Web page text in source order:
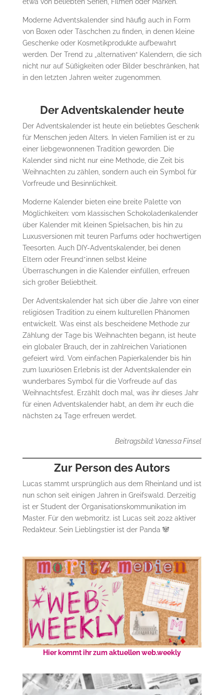
etwa von beliebten Serien, Filmen oder Marken.
Moderne Adventskalender sind häufig auch in Form
von Boxen oder Täschchen zu finden, in denen kleine
Geschenke oder Kosmetikprodukte aufbewahrt
werden. Der Trend zu „alternativen“ Kalendern, die sich
nicht nur auf Süßigkeiten oder Bilder beschränken, hat
in den letzten Jahren weiter zugenommen.
Der Adventskalender heute
Der Adventskalender ist heute ein beliebtes Geschenk
für Menschen jeden Alters. In vielen Familien ist er zu
einer liebgewonnenen Tradition geworden. Die
Kalender sind nicht nur eine Methode, die Zeit bis
Weihnachten zu zählen, sondern auch ein Symbol für
Vorfreude und Besinnlichkeit.
Moderne Kalender bieten eine breite Palette von
Möglichkeiten: vom klassischen Schokoladenkalender
über Kalender mit kleinen Spielsachen, bis hin zu
Luxusversionen mit teuren Parfums oder hochwertigen
Teesorten. Auch DIY-Adventskalender, bei denen
Eltern oder Freund*innen selbst kleine
Überraschungen in die Kalender einfüllen, erfreuen
sich großer Beliebtheit.
Der Adventskalender hat sich über die Jahre von einer
religiösen Tradition zu einem kulturellen Phänomen
entwickelt. Was einst als bescheidene Methode zur
Zählung der Tage bis Weihnachten begann, ist heute
ein globaler Brauch, der in zahlreichen Variationen
gefeiert wird. Vom einfachen Papierkalender bis hin
zum luxuriösen Erlebnis ist der Adventskalender ein
wunderbares Symbol für die Vorfreude auf das
Weihnachtsfest. Erzählt doch mal, was ihr dieses Jahr
für einen Adventskalender habt, an dem ihr euch die
nächsten 24 Tage erfreuen werdet.
Beitragsbild: Vanessa Finsel
Zur Person des Autors
Lucas stammt ursprünglich aus dem Rheinland und ist
nun schon seit einigen Jahren in Greifswald. Derzeitig
ist er Student der Organisationskommunikation im
Master. Für den webmoritz. ist Lucas seit 2022 aktiver
Redakteur. Sein Lieblingstier ist der Panda 🐼
Hier kommt ihr zum aktuellen web.weekly